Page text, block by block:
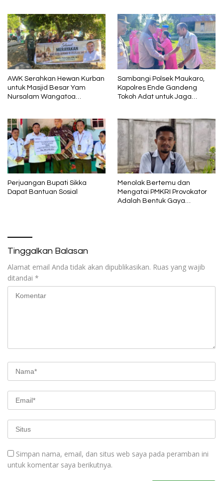
AWK Serahkan Hewan Kurban
untuk Masjid Besar Yam
Nursalam Wangatoa
Sambangi Polsek Maukaro,
Kapolres Ende Gandeng
Tokoh Adat untuk Jaga
Perjuangan Bupati Sikka
Dapat Bantuan Sosial
Menolak Bertemu dan
Mengatai PMKRI Provokator
Adalah Bentuk Gaya
Tinggalkan Balasan
Alamat email Anda tidak akan dipublikasikan. Ruas yang wajib
ditandai *
Simpan nama, email, dan situs web saya pada peramban ini
untuk komentar saya berikutnya.